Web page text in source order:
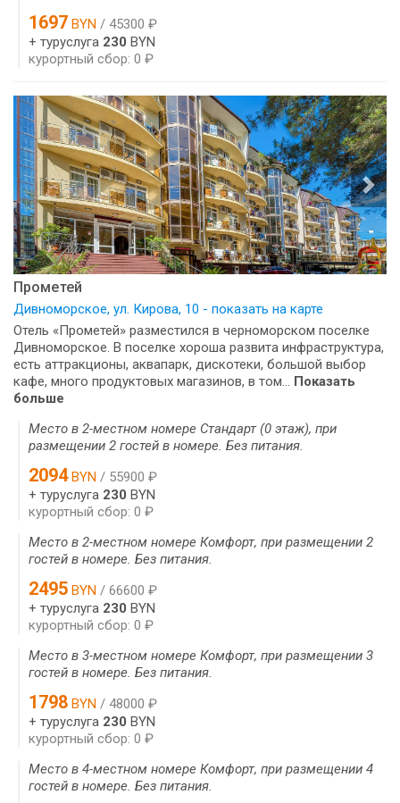
1697 BYN / 45300 ₽
+ туруслуга 230 BYN
курортный сбор: 0 ₽
Прометей
Дивноморское, ул. Кирова, 10 - показать на карте
Отель «Прометей» разместился в черноморском поселке
Дивноморское. В поселке хороша развита инфраструктура,
есть аттракционы, аквапарк, дискотеки, большой выбор
кафе, много продуктовых магазинов, в том... Показать
больше
Место в 2-местном номере Стандарт (0 этаж), при
размещении 2 гостей в номере. Без питания.
2094BYN / 55900 ₽
+ туруслуга 230 BYN
курортный сбор: 0 ₽
Место в 2-местном номере Комфорт, при размещении 2
гостей в номере. Без питания.
2495 BYN / 66600 ₽
+ туруслуга 230 BYN
курортный сбор: 0 ₽
Место в 3-местном номере Комфорт, при размещении 3
гостей в номере. Без питания.
1798 BYN / 48000 ₽
+ туруслуга 230 BYN
курортный сбор: 0 ₽
Место в 4-местном номере Комфорт, при размещении 4
гостей в номере. Без питания.